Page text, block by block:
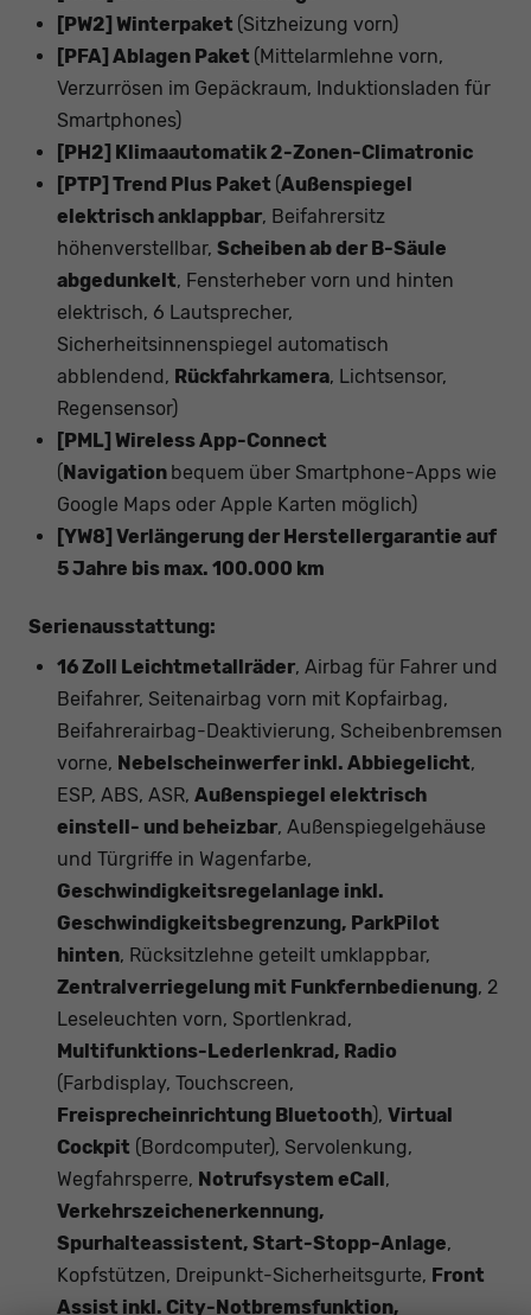
[PW2] Winterpaket (Sitzheizung vorn)
[PFA] Ablagen Paket (Mittelarmlehne vorn,
Verzurrösen im Gepäckraum, Induktionsladen für
Smartphones)
[PH2] Klimaautomatik 2-Zonen-Climatronic
[PTP] Trend Plus Paket (Außenspiegel
elektrisch anklappbar, Beifahrersitz
höhenverstellbar, Scheiben ab der B-Säule
abgedunkelt, Fensterheber vorn und hinten
elektrisch, 6 Lautsprecher,
Sicherheitsinnenspiegel automatisch
abblendend, Rückfahrkamera, Lichtsensor,
Regensensor)
[PML] Wireless App-Connect
( Navigation bequem über Smartphone-Apps wie
Google Maps oder Apple Karten möglich)
[YW8] Verlängerung der Herstellergarantie auf
5 Jahre bis max. 100.000 km
Serienausstattung:
16 Zoll Leichtmetallräder, Airbag für Fahrer und
Beifahrer, Seitenairbag vorn mit Kopfairbag,
Beifahrerairbag-Deaktivierung, Scheibenbremsen
vorne, Nebelscheinwerfer inkl. Abbiegelicht,
ESP, ABS, ASR, Außenspiegel elektrisch
einstell- und beheizbar, Außenspiegelgehäuse
und Türgriffe in Wagenfarbe,
Geschwindigkeitsregelanlage inkl.
Geschwindigkeitsbegrenzung, ParkPilot
hinten, Rücksitzlehne geteilt umklappbar,
Zentralverriegelung mit Funkfernbedienung, 2
Leseleuchten vorn, Sportlenkrad,
Multifunktions-Lederlenkrad, Radio
(Farbdisplay, Touchscreen,
Freisprecheinrichtung Bluetooth), Virtual
Cockpit (Bordcomputer), Servolenkung,
Wegfahrsperre, Notrufsystem eCall ,
Verkehrszeichenerkennung,
Spurhalteassistent, Start-Stopp-Anlage,
Kopfstützen, Dreipunkt-Sicherheitsgurte, Front
Assist inkl. City-Notbremsfunktion,